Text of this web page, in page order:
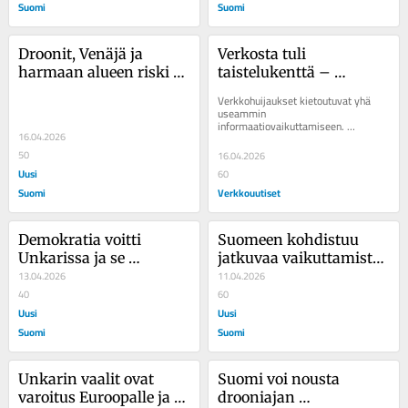
Suomi
Suomi
Droonit, Venäjä ja
harmaan alueen riski
16.04.2026
50
Uusi
Suomi
Verkosta tuli
taistelukenttä –
olla huijaus
Verkkohuijaukset kietoutuvat yhä
useammin
informaatiovaikuttamiseen.
synny pelkästään viranomaisten...
16.04.2026
60
Verkkouutiset
Demokratia voitti
Unkarissa ja se
merkitsee paljon
enemmän kuin yksi
vaalitulos
13.04.2026
40
Uusi
Suomi
Suomeen kohdistuu
jatkuvaa vaikuttamista
– uuden ajan
turvallisuuskysymys
11.04.2026
60
Uusi
Suomi
Unkarin vaalit ovat
varoitus Euroopalle ja
Suomi voi nousta
drooniajan